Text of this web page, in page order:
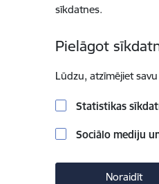
sīkdatnes.
Pielāgot
Lūdzu, atzīmējiet savu
Statistikas
Sociālo mediju
Noraidīt